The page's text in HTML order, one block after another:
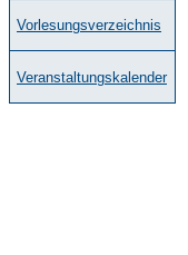
Vorlesungsverzeichnis
Veranstaltungskalender